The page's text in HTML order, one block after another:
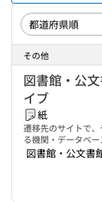
その他
図書館・公
イブ
紙
遷移先のサイトで
る機関・データベー
図書館・公文書